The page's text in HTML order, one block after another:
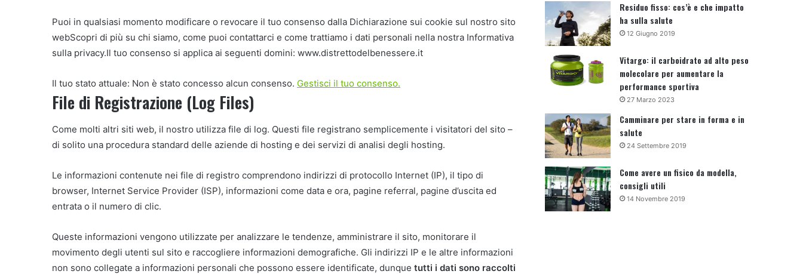
Puoi in qualsiasi momento modificare o revocare il tuo consenso dalla Dichiarazione sui cookie sul nostro sito
webScopri di più su chi siamo, come puoi contattarci e come trattiamo i dati personali nella nostra Informativa
sulla privacy.Il tuo consenso si applica ai seguenti domini: www.distrettodelbenessere.it
Il tuo stato attuale: Non è stato concesso alcun consenso. Gestisci il tuo consenso.
File di Registrazione (Log Files)
Come molti altri siti web, il nostro utilizza file di log. Questi file registrano semplicemente i visitatori del sito –
di solito una procedura standard delle aziende di hosting e dei servizi di analisi degli hosting.
Le informazioni contenute nei file di registro comprendono indirizzi di protocollo Internet (IP), il tipo di
browser, Internet Service Provider (ISP), informazioni come data e ora, pagine referral, pagine d’uscita ed
entrata o il numero di clic.
Queste informazioni vengono utilizzate per analizzare le tendenze, amministrare il sito, monitorare il
movimento degli utenti sul sito e raccogliere informazioni demografiche. Gli indirizzi IP e le altre informazioni
non sono collegate a informazioni personali che possono essere identificate, dunque tutti i dati sono raccolti
Residuo fisso: cos’è e che impatto
ha sulla salute
12 Giugno 2019
Vitargo: il carboidrato ad alto peso
molecolare per aumentare la
performance sportiva
27 Marzo 2023
Camminare per stare in forma e in
salute
24 Settembre 2019
Come avere un fisico da modella,
consigli utili
14 Novembre 2019